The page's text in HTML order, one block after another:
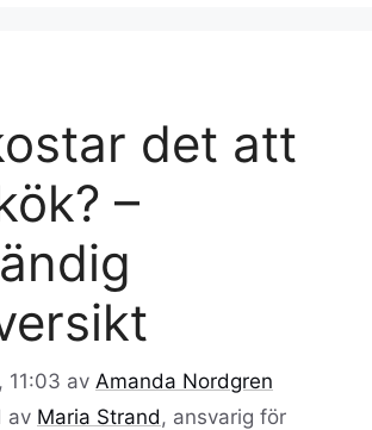
det att
–
11:03 av Amanda Nordgren
av Maria Strand , ansvarig för